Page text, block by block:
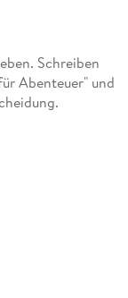
Schreiben
Abenteuer" und